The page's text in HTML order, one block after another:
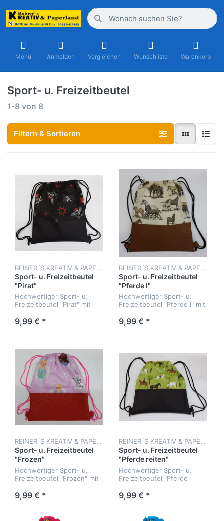
Menü Anmelden Vergleichen Wunschliste Warenkorb
Sport- u. Freizeitbeutel
1-8 von 8
Filtern & Sortieren
REINER´S KREATIV & PAPERLAND
Sport- u. Freizeitbeutel
"Pirat"
Hochwertiger Sport- u.
Freizeitbeutel "Pirat" mit
9,99 € *
REINER´S KREATIV & PAPERLAND
Sport- u. Freizeitbeutel
"Pferde I"
Hochwertiger Sport- u.
Freizeitbeutel "Pferde I" mit
9,99 € *
REINER´S KREATIV & PAPERLAND
Sport- u. Freizeitbeutel
"Frozen"
Hochwertiger Sport- u.
Freizeitbeutel "Frozen" mit
9,99 € *
REINER´S KREATIV & PAPERLAND
Sport- u. Freizeitbeutel
"Pferde reiten"
Hochwertiger Sport- u.
Freizeitbeutel "Pferde
9,99 € *